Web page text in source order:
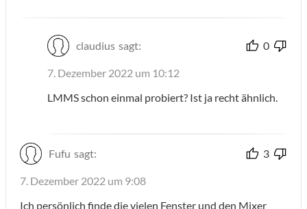
claudius sagt: 0
7. Dezember 2022 um 10:12
LMMS schon einmal probiert? Ist ja recht ähnlich.
Fufu sagt: 3
7. Dezember 2022 um 9:08
Ich persönlich finde die vielen Fenster und den Mixer